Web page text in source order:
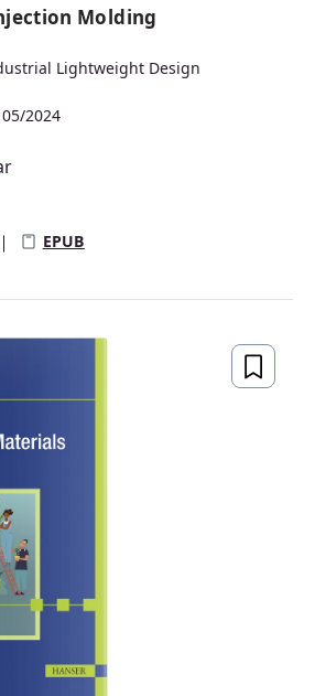
Molding
Lightweight Design
2024
EPUB